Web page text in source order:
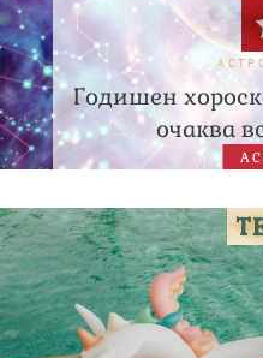
Годишен
очаква